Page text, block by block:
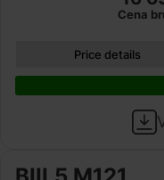
Cena
Price details